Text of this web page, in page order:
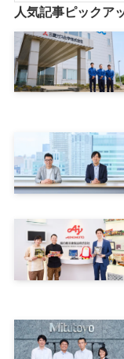
人気記事ピックア